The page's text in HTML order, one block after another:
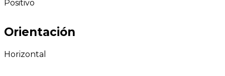
Positivo
Orientación
Horizontal